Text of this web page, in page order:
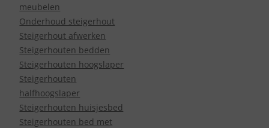
meubelen
Onderhoud steigerhout
Steigerhout afwerken
Steigerhouten bedden
Steigerhouten hoogslaper
Steigerhouten
halfhoogslaper
Steigerhouten huisjesbed
Steigerhouten bed met